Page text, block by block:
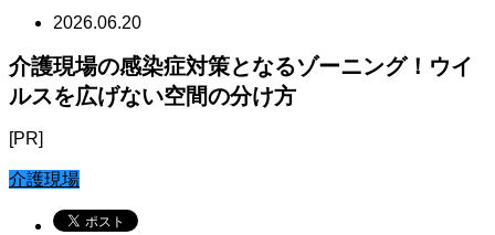
2026.06.20
介護現場の感染症対策となるゾーニング！ウイ
ルスを広げない空間の分け方
[PR]
介護現場